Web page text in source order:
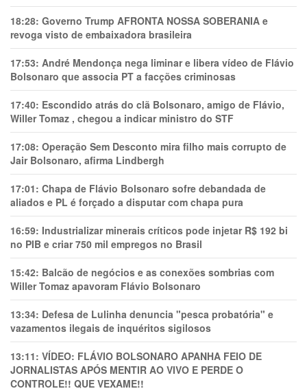
18:28: Governo Trump AFRONTA NOSSA SOBERANIA e
revoga visto de embaixadora brasileira
17:53: André Mendonça nega liminar e libera vídeo de Flávio
Bolsonaro que associa PT a facções criminosas
17:40: Escondido atrás do clã Bolsonaro, amigo de Flávio,
Willer Tomaz , chegou a indicar ministro do STF
17:08: Operação Sem Desconto mira filho mais corrupto de
Jair Bolsonaro, afirma Lindbergh
17:01: Chapa de Flávio Bolsonaro sofre debandada de
aliados e PL é forçado a disputar com chapa pura
16:59: Industrializar minerais críticos pode injetar R$ 192 bi
no PIB e criar 750 mil empregos no Brasil
15:42: Balcão de negócios e as conexões sombrias com
Willer Tomaz apavoram Flávio Bolsonaro
13:34: Defesa de Lulinha denuncia "pesca probatória" e
vazamentos ilegais de inquéritos sigilosos
13:11: VÍDEO: FLÁVIO BOLSONARO APANHA FEIO DE
JORNALISTAS APÓS MENTIR AO VIVO E PERDE O
CONTROLE!! QUE VEXAME!!